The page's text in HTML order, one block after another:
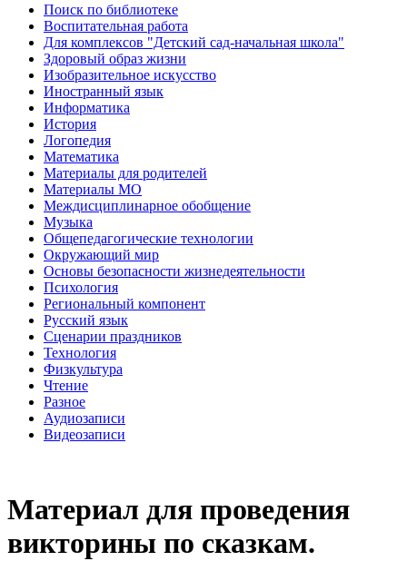
Поиск по библиотеке
Воспитательная работа
Для комплексов "Детский сад-начальная школа"
Здоровый образ жизни
Изобразительное искусство
Иностранный язык
Информатика
История
Логопедия
Математика
Материалы для родителей
Материалы МО
Междисциплинарное обобщение
Музыка
Общепедагогические технологии
Окружающий мир
Основы безопасности жизнедеятельности
Психология
Региональный компонент
Русский язык
Сценарии праздников
Технология
Физкультура
Чтение
Разное
Аудиозаписи
Видеозаписи
Материал для проведения
викторины по сказкам.